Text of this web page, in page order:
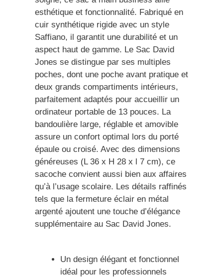
esthétique et fonctionnalité. Fabriqué en
cuir synthétique rigide avec un style
Saffiano, il garantit une durabilité et un
aspect haut de gamme. Le Sac David
Jones se distingue par ses multiples
poches, dont une poche avant pratique et
deux grands compartiments intérieurs,
parfaitement adaptés pour accueillir un
ordinateur portable de 13 pouces. La
bandoulière large, réglable et amovible
assure un confort optimal lors du porté
épaule ou croisé. Avec des dimensions
généreuses (L 36 x H 28 x l 7 cm), ce
sacoche convient aussi bien aux affaires
qu’à l’usage scolaire. Les détails raffinés
tels que la fermeture éclair en métal
argenté ajoutent une touche d’élégance
supplémentaire au Sac David Jones.
Un design élégant et fonctionnel
idéal pour les professionnels